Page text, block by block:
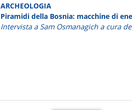
ARCHEOLOGIA
Piramidi della Bosnia: macchine di
Intervista a Sam Osmanagich a cura